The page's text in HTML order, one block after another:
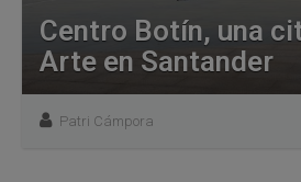
Centro Botín, una
Arte en Santander
Patri Cámpora